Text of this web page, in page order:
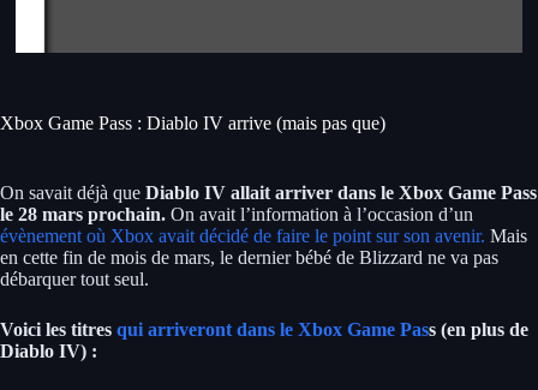
Xbox Game Pass : Diablo IV arrive (mais pas que)
On savait déjà que Diablo IV allait arriver dans le Xbox Game Pass
le 28 mars prochain. On avait l’information à l’occasion d’un
évènement où Xbox avait décidé de faire le point sur son avenir. Mais
en cette fin de mois de mars, le dernier bébé de Blizzard ne va pas
débarquer tout seul.
Voici les titres qui arriveront dans le Xbox Game Pass (en plus de
Diablo IV) :